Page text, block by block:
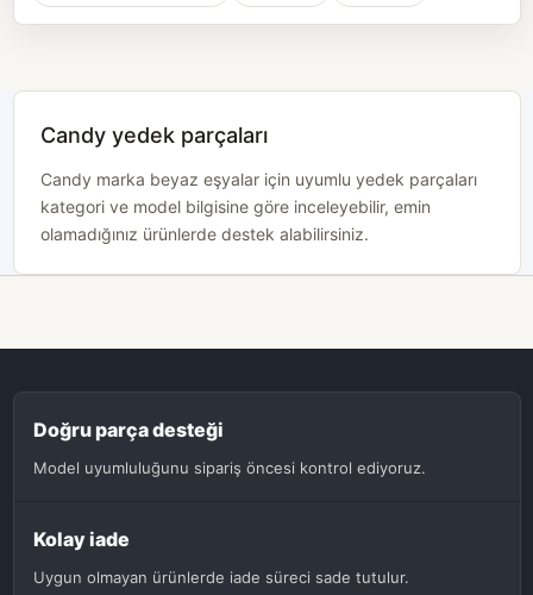
Candy yedek parçaları
Candy marka beyaz eşyalar için uyumlu yedek parçaları
kategori ve model bilgisine göre inceleyebilir, emin
olamadığınız ürünlerde destek alabilirsiniz.
Doğru parça desteği
Model uyumluluğunu sipariş öncesi kontrol ediyoruz.
Kolay iade
Uygun olmayan ürünlerde iade süreci sade tutulur.